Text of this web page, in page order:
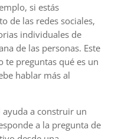
si estás
de las redes sociales,
individuales de
de las personas. Este
te preguntas qué es un
hablar más al
ayuda a construir un
a la pregunta de